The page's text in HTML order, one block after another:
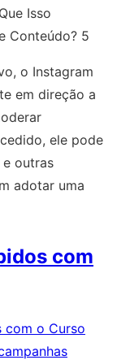
Isso
Conteúdo? 5
o Instagram
em direção a
ele pode
outras
adotar uma
com
com o Curso